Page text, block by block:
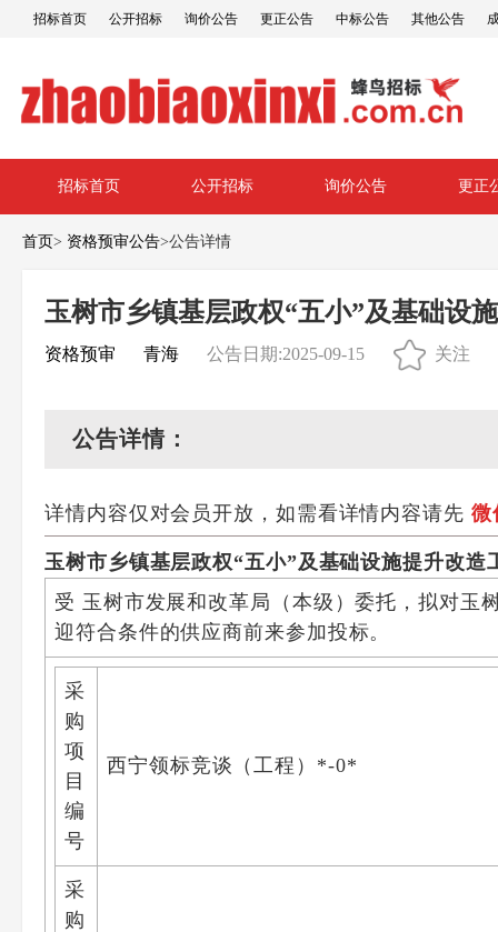
招标首页 公开招标 询价公告 更正公告 中标公告 其他公告
招标首页 公开招标 询价公告 更正
首页> 资格预审公告>公告详情
玉树市乡镇基层政权“五小”及基础设
资格预审 青海 公告日期:2025-09-15 关注
公告详情：
详情内容仅对会员开放，如需看详情内容请先 微
玉树市乡镇基层政权“五小”及基础设施提升改造
受 玉树市发展和改革局（本级）委托，拟对玉
迎符合条件的供应商前来参加投标。
采
购
项
目
编
号
西宁领标竞谈（工程）*-0*
采
购